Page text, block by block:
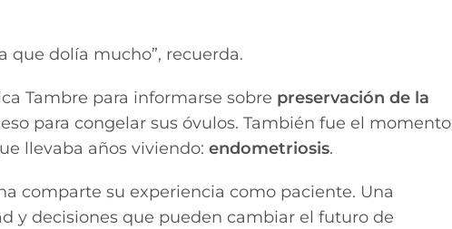
que dolía mucho”, recuerda.
Tambre para informarse sobre preservación de la
para congelar sus óvulos. También fue el momento
llevaba años viviendo: endometriosis.
comparte su experiencia como paciente. Una
y decisiones que pueden cambiar el futuro de